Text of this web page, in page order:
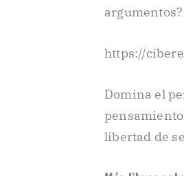
https://
Domina el
libertad de